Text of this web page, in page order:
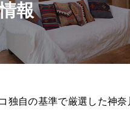
報
自の基準で厳選した神